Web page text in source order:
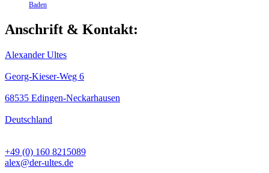
Baden
Anschrift & Kontakt:
Alexander Ultes
Georg-Kieser-Weg 6
68535 Edingen-Neckarhausen
Deutschland
+49 (0) 160 8215089
alex@der-ultes.de